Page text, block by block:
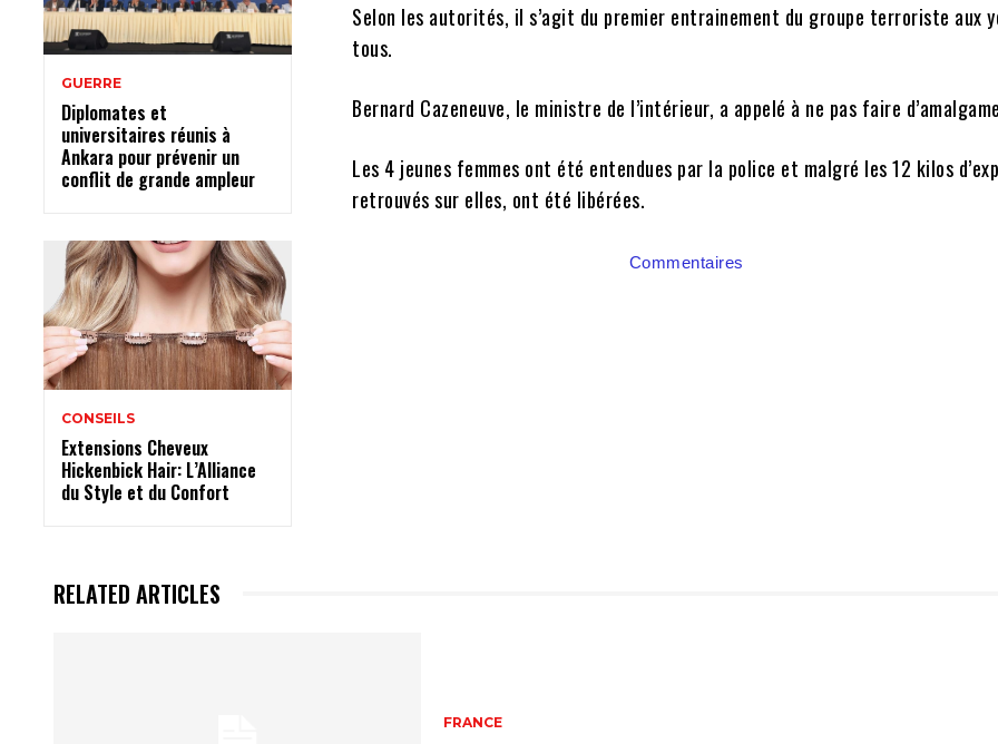
GUERRE
Diplomates et
universitaires réunis à
Ankara pour prévenir un
conflit de grande ampleur
CONSEILS
Extensions Cheveux
Hickenbick Hair: L’Alliance
du Style et du Confort
Selon les autorités, il s’agit du premier entrainement du groupe terroriste aux
tous.
Bernard Cazeneuve, le ministre de l’intérieur, a appelé à ne pas faire
Les 4 jeunes femmes ont été entendues par la police et malgré les 12 kilos
retrouvés sur elles, ont été libérées.
Commentaires
RELATED ARTICLES
FRANCE